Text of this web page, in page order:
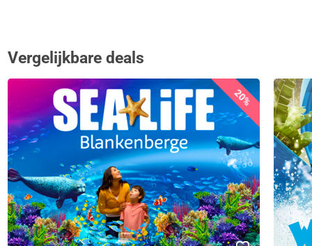
Vergelijkbare deals
20%